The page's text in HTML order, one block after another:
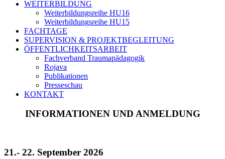
WEITERBILDUNG
Weiterbildungsreihe HU16
Weiterbildungsreihe HU15
FACHTAGE
SUPERVISION & PROJEKTBEGLEITUNG
ÖFFENTLICHKEITSARBEIT
Fachverband Traumapädagogik
Rojava
Publikationen
Presseschau
KONTAKT
INFORMATIONEN UND ANMELDUNG
21.- 22. September 2026